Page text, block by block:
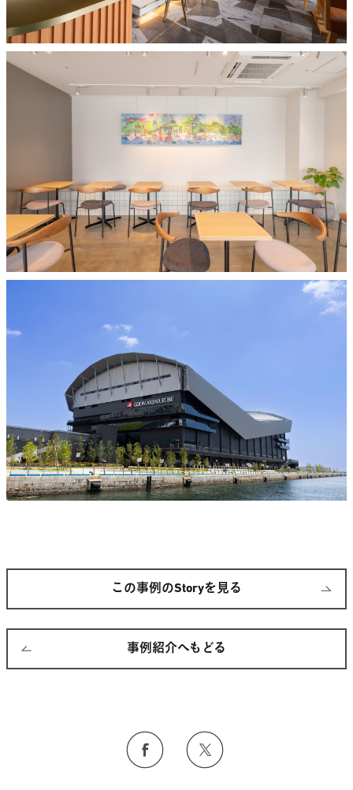
この事例のStoryを見る
事例紹介へもどる